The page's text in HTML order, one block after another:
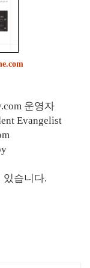
운영자
Evangelist
있습니다.